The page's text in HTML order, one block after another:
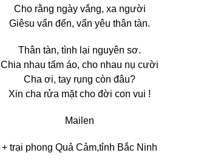
Cho rằng ngày vắng, xa người
Giêsu vẩn đến, vẩn yêu thân tàn.
Thân tàn, tình lại nguyên sơ.
Chia nhau tấm áo, cho nhau nụ cười
Cha ơi, tay rụng còn đâu?
Xin cha rửa mặt cho đời con vui !
Mailen
+ trại phong Quả Cảm,tỉnh Bắc Ninh